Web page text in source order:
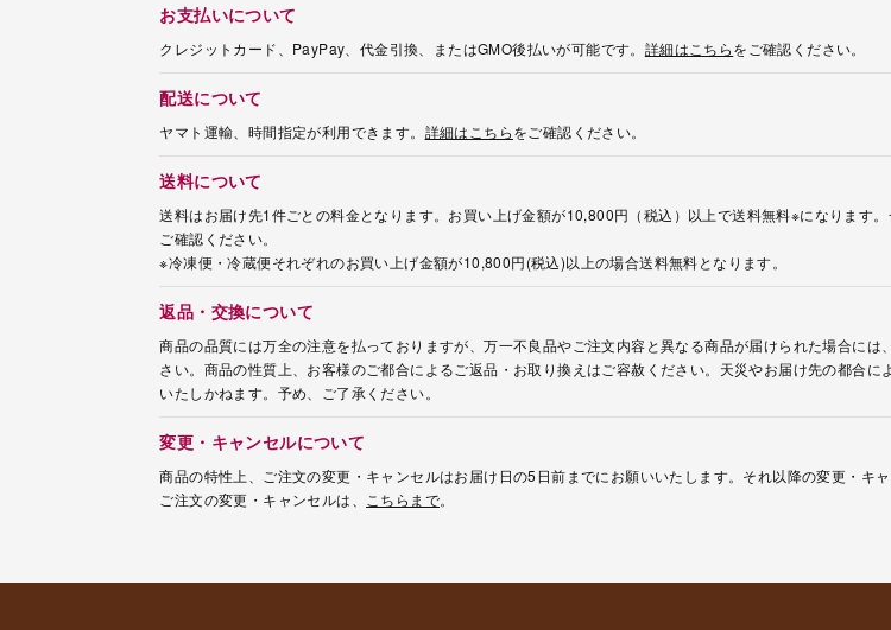
お支払いについて
クレジットカード、PayPay、代金引換、またはGMO後払いが可能です。 詳細はこちらをご確認ください。
配送について
ヤマト運輸、時間指定が利用できます。 詳細はこちらをご確認ください。
送料について
送料はお届け先1件ごとの料金となります。お買い上げ金額が10,800円（税込）以上で送料無料※になります
ご確認ください。
※冷凍便・冷蔵便それぞれのお買い上げ金額が10,800円(税込)以上の場合送料無料となります。
返品・交換について
商品の品質には万全の注意を払っておりますが、万一不良品やご注文内容と異なる商品が届けられた場合に
さい。商品の性質上、お客様のご都合によるご返品・お取り換えはご容赦ください。天災やお届け先の都合
いたしかねます。予め、ご了承ください。
変更・キャンセルについて
商品の特性上、ご注文の変更・キャンセルはお届け日の5日前までにお願いいたします。それ以降の変更・キ
ご注文の変更・キャンセルは、
こちらまで。